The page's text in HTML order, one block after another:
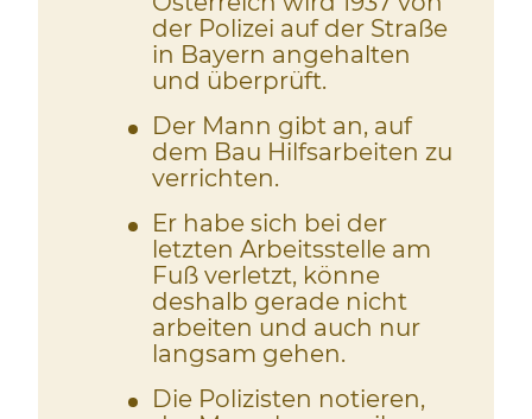
der Polizei auf der Straße
in Bayern angehalten
und überprüft.
Der Mann gibt an, auf
dem Bau Hilfsarbeiten zu
verrichten.
Er habe sich bei der
letzten Arbeitsstelle am
Fuß verletzt, könne
deshalb gerade nicht
arbeiten und auch nur
langsam gehen.
Die Polizisten notieren,